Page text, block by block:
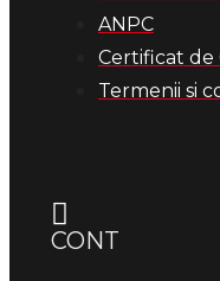
ANPC
Certificat
Termenii si
CONT